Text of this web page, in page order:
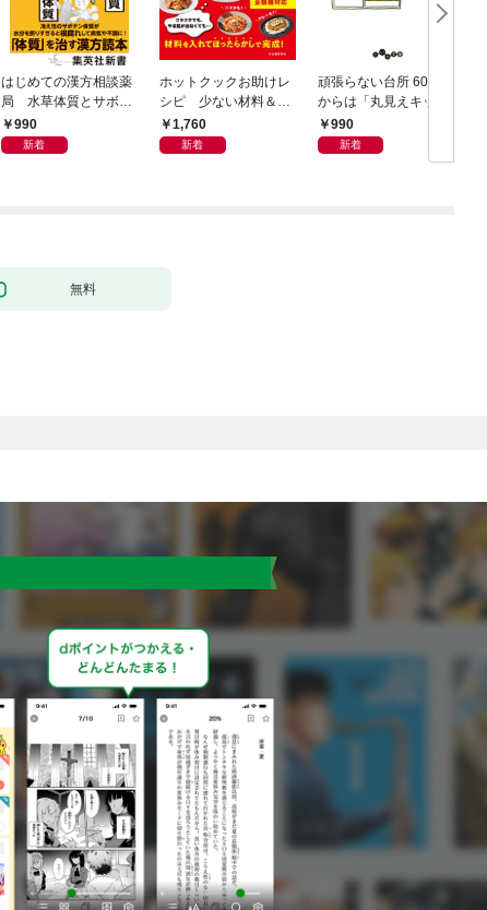
はじめての漢方相談薬
局 水草体質とサボテ
ン体質
990
新着
ホットクックお助けレ
シピ 少ない材料＆調
味料で、あとはスイッ
チポン！
1,760
新着
頑張らない台所 60歳
からは「丸見えキッチ
ン」でラクしておいし
い
990
新着
無料